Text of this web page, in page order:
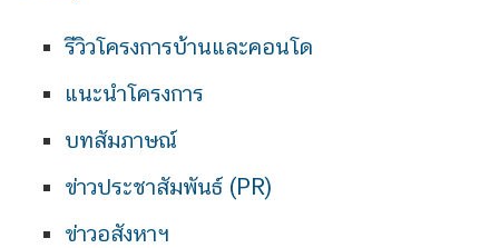
รีวิวโครงการบ้านและคอนโด
แนะนำโครงการ
บทสัมภาษณ์
ข่าวประชาสัมพันธ์ (PR)
ข่าวอสังหาฯ